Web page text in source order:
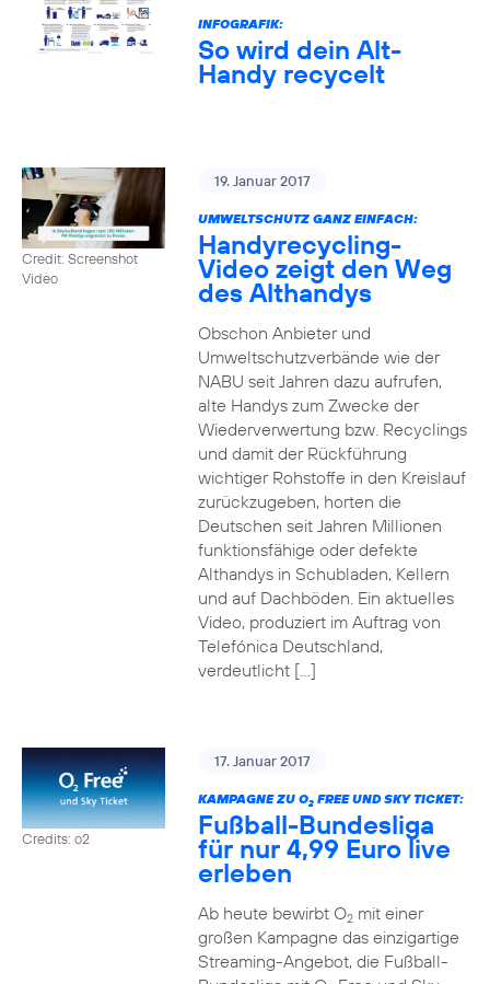
INFOGRAFIK:
So wird dein Alt-
Handy recycelt
Credit: Screenshot
Video
19. Januar 2017
UMWELTSCHUTZ GANZ EINFACH:
Handyrecycling-
Video zeigt den Weg
des Althandys
Obschon Anbieter und
Umweltschutzverbände wie der
NABU seit Jahren dazu aufrufen,
alte Handys zum Zwecke der
Wiederverwertung bzw. Recyclings
und damit der Rückführung
wichtiger Rohstoffe in den Kreislauf
zurückzugeben, horten die
Deutschen seit Jahren Millionen
funktionsfähige oder defekte
Althandys in Schubladen, Kellern
und auf Dachböden. Ein aktuelles
Video, produziert im Auftrag von
Telefónica Deutschland,
verdeutlicht […]
Credits: o2
17. Januar 2017
KAMPAGNE ZU O2FREE UND SKY TICKET:
Fußball-Bundesliga
für nur 4,99 Euro live
erleben
Ab heute bewirbt O2mit einer
großen Kampagne das einzigartige
Streaming-Angebot, die Fußball-